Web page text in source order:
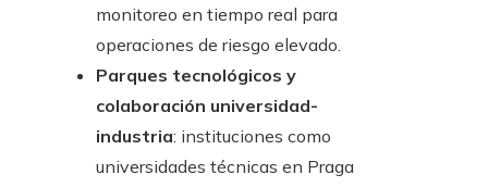
monitoreo en tiempo real para
operaciones de riesgo elevado.
Parques tecnológicos y
colaboración universidad-
industria: instituciones como
universidades técnicas en Praga